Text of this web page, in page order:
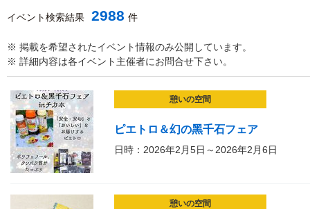
イベント検索結果 2988 件
※ 掲載を希望されたイベント情報のみ公開しています。
※ 詳細内容は各イベント主催者にお問合せ下さい。
憩いの空間
ピエトロ＆幻の黑千石フェア
日時：2026年2月5日～2026年2月6日
憩いの空間